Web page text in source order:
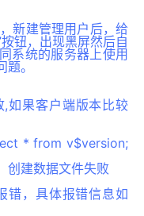
新建管理用户后，给
钮，出现黑屏然后自
系统的服务器上使用
。
如果客户端版本比较
* from v$version;
创建数据文件失败
错，具体报错信息如